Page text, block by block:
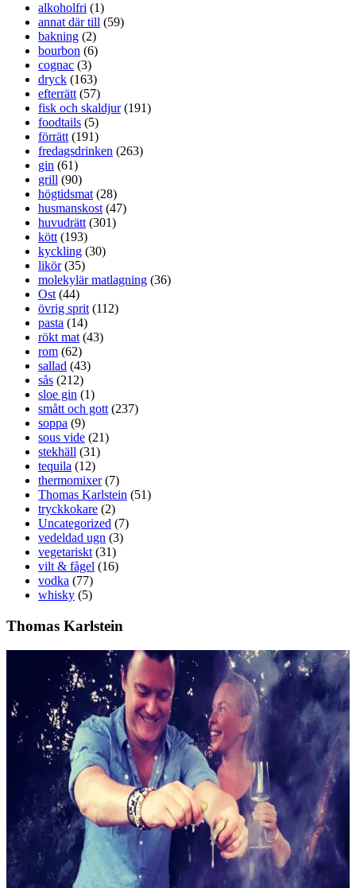
alkoholfri (1)
annat där till (59)
bakning (2)
bourbon (6)
cognac (3)
dryck (163)
efterrätt (57)
fisk och skaldjur(191)
foodtails (5)
förrätt (191)
fredagsdrinken (263)
gin (61)
grill (90)
högtidsmat (28)
husmanskost (47)
huvudrätt (301)
kött (193)
kyckling (30)
likör(35)
molekylär matlagning (36)
Ost (44)
övrig sprit (112)
pasta (14)
rökt mat (43)
rom (62)
sallad (43)
sås (212)
sloe gin (1)
smått och gott (237)
soppa (9)
sous vide (21)
stekhäll (31)
tequila (12)
thermomixer(7)
Thomas Karlstein (51)
tryckkokare (2)
Uncategorized (7)
vedeldad ugn (3)
vegetariskt (31)
vilt & fågel (16)
vodka (77)
whisky (5)
Thomas Karlstein